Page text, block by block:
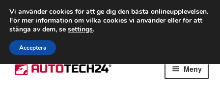
FRAKT från 75 kr
Världsomspännande frakt
Ring 766 924 713
Hoppa
till
Hoppa
till
Meny
Vi använder cookies för att ge dig den bästa onlineupplevelsen.
För mer information om vilka cookies vi använder eller för att
stänga av dem, se settings.
Acceptera